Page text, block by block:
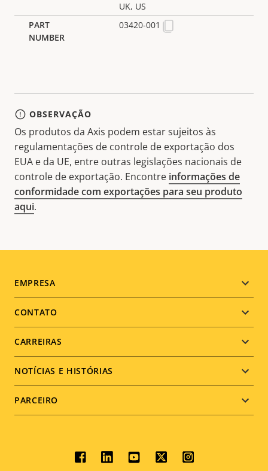
UK, US
03420-001
OBSERVAÇÃO
Os produtos da Axis podem estar sujeitos às
regulamentações de controle de exportação dos
EUA e da UE, entre outras legislações nacionais de
controle de exportação. Encontre informações de
conformidade com exportações para seu produto
aqui.
Footer
menu
EMPRESA
CONTATO
CARREIRAS
NOTÍCIAS E HISTÓRIAS
PARCEIRO
Social